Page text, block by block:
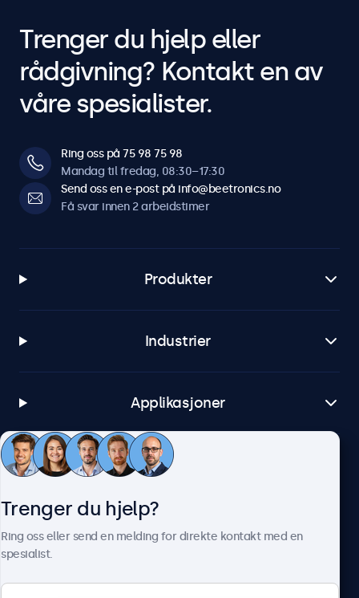
Trenger du hjelp eller
rådgivning? Kontakt en av
våre spesialister.
Ring oss på 75 98 75 98
Mandag til fredag, 08:30–17:30
Send oss en e-post på info@beetronics.no
Få svar innen 2 arbeidstimer
Produkter
Industrier
Applikasjoner
Kundeservice
Trenger du hjelp?
Ring oss eller send en melding for direkte kontakt med en
spesialist.